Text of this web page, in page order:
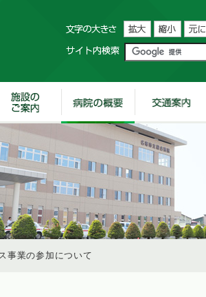
業の参加について